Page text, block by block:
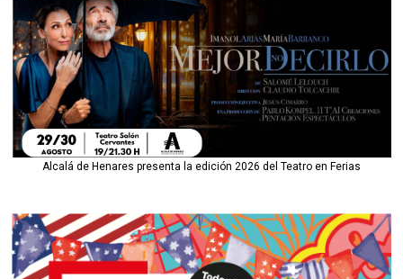
Alcalá de Henares presenta la edición 2026 del Teatro en Ferias